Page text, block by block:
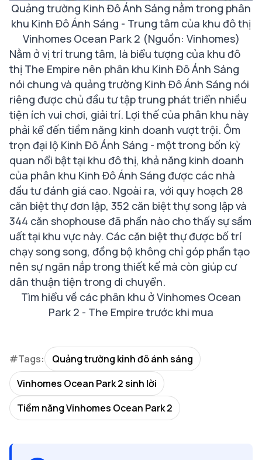
Quảng trường Kinh Đô Ánh Sáng nằm trong phân
khu Kinh Đô Ánh Sáng - Trung tâm của khu đô thị
Vinhomes Ocean Park 2 (Nguồn: Vinhomes)
Nằm ở vị trí trung tâm, là biểu tượng của khu đô
thị The Empire nên phân khu Kinh Đô Ánh Sáng
nói chung và quảng trường Kinh Đô Ánh Sáng nói
riêng được chủ đầu tư tập trung phát triển nhiều
tiện ích vui chơi, giải trí. Lợi thế của phân khu này
phải kể đến tiềm năng kinh doanh vượt trội. Ôm
trọn đại lộ Kinh Đô Ánh Sáng - một trong bốn kỳ
quan nổi bật tại khu đô thị, khả năng kinh doanh
của phân khu Kinh Đô Ánh Sáng được các nhà
đầu tư đánh giá cao. Ngoài ra, với quy hoạch 28
căn biệt thự đơn lập, 352 căn biệt thự song lập và
344 căn shophouse đã phần nào cho thấy sự sầm
uất tại khu vực này. Các căn biệt thự được bố trí
chạy song song, đồng bộ không chỉ góp phần tạo
nên sự ngăn nắp trong thiết kế mà còn giúp cư
dân thuận tiện trong di chuyển.
Tìm hiểu về các phân khu ở Vinhomes Ocean
Park 2 - The Empire trước khi mua
#Tags:
Quảng trường kinh đô ánh sáng
Vinhomes Ocean Park 2 sinh lời
Tiềm năng Vinhomes Ocean Park 2